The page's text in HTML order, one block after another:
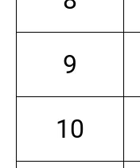
9
10